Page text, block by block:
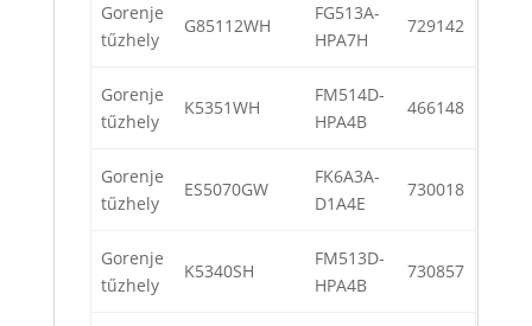
Gorenje
tűzhely
G85112WH
FG513A-
HPA7H
729142
Gorenje
tűzhely
K5351WH
FM514D-
HPA4B
466148
Gorenje
tűzhely
ES5070GW
FK6A3A-
D1A4E
730018
Gorenje
tűzhely
K5340SH
FM513D-
HPA4B
730857